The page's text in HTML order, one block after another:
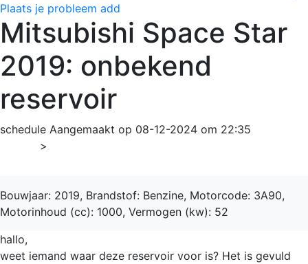
Plaats je probleem add
Mitsubishi Space Star
2019: onbekend
reservoir
schedule Aangemaakt op 08-12-2024 om 22:35
>
Bouwjaar: 2019, Brandstof: Benzine, Motorcode: 3A90,
Motorinhoud (cc): 1000, Vermogen (kw): 52
hallo,
weet iemand waar deze reservoir voor is? Het is gevuld